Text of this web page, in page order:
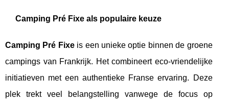
Camping Pré Fixe als populaire keuze
Camping Pré Fixeis een unieke optie binnen de groene
campings van Frankrijk. Het combineert eco-vriendelijke
initiatieven met een authentieke Franse ervaring. Deze
plek trekt veel belangstelling vanwege de focus op